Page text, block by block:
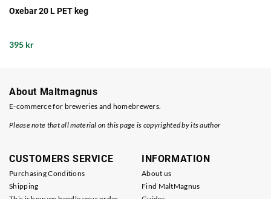
Oxebar 20 L PET keg
395 kr
About Maltmagnus
E-commerce for breweries and homebrewers.
Please note that all material on this page is copyrighted by its author
CUSTOMERS SERVICE
Purchasing Conditions
Shipping
INFORMATION
About us
Find MaltMagnus